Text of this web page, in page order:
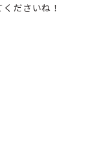
ださいね！